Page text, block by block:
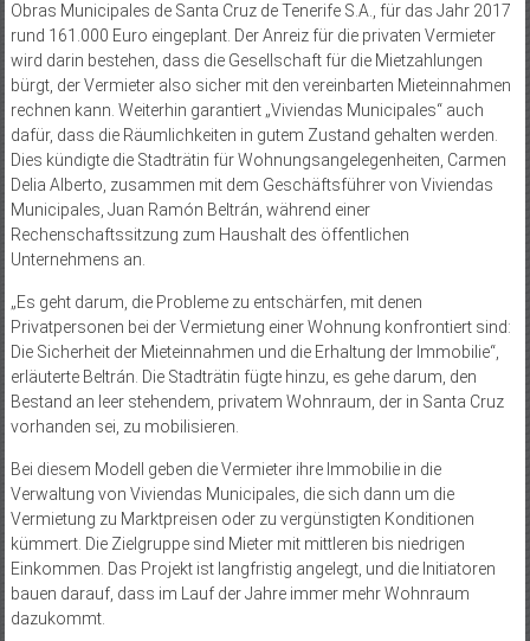
Obras Municipales de Santa Cruz de Tenerife S.A., für das Jahr 2017
rund 161.000 Euro eingeplant. Der Anreiz für die privaten Vermieter
wird darin bestehen, dass die Gesellschaft für die Mietzahlungen
bürgt, der Vermieter also sicher mit den vereinbarten Mieteinnahmen
rechnen kann. Weiterhin garantiert „Viviendas Municipales“ auch
dafür, dass die Räumlichkeiten in gutem Zustand gehalten werden.
Dies kündigte die Stadträtin für Wohnungsangelegenheiten, Carmen
Delia Alberto, zusammen mit dem Geschäftsführer von Viviendas
Municipales, Juan Ramón Beltrán, während einer
Rechenschaftssitzung zum Haushalt des öffentlichen
Unternehmens an.
„Es geht darum, die Probleme zu entschärfen, mit denen
Privatpersonen bei der Vermietung einer Wohnung konfrontiert sind:
Die Sicherheit der Mieteinnahmen und die Erhaltung der Immobilie“,
erläuterte Beltrán. Die Stadträtin fügte hinzu, es gehe darum, den
Bestand an leer stehendem, privatem Wohnraum, der in Santa Cruz
vorhanden sei, zu mobilisieren.
Bei diesem Modell geben die Vermieter ihre Immobilie in die
Verwaltung von Viviendas Municipales, die sich dann um die
Vermietung zu Marktpreisen oder zu vergünstigten Konditionen
kümmert. Die Zielgruppe sind Mieter mit mittleren bis niedrigen
Einkommen. Das Projekt ist langfristig angelegt, und die Initiatoren
bauen darauf, dass im Lauf der Jahre immer mehr Wohnraum
dazukommt.